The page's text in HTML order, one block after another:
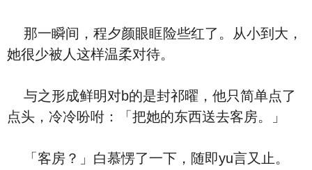
那一瞬间，程夕颜眼眶险些红了。从小到大，
她很少被人这样温柔对待。
与之形成鲜明对b的是封祁曜，他只简单点了
点头，冷冷吩咐：「把她的东西送去客房。」
「客房？」白慕愣了一下，随即yu言又止。